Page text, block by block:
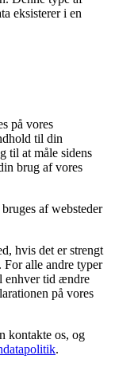
eksisterer i en
på vores
til din
til at måle sidens
brug af vores
af websteder
hvis det er strengt
For alle andre typer
enhver tid ændre
på vores
kontakte os, og
.